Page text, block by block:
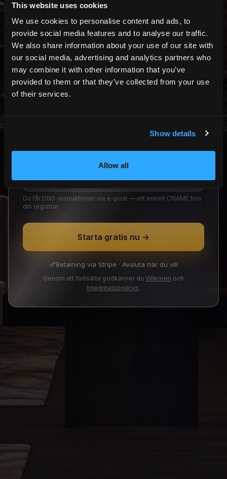
This website uses cookies
We use cookies to personalise content and ads, to
provide social media features and to analyse our traffic.
We also share information about your use of our site with
our social media, advertising and analytics partners who
may combine it with other information that you’ve
provided to them or that they’ve collected from your use
of their services.
Show details
Allow all
DIN E-POSTADRESS
DITT BOENDES NAMN
Du får DNS-instruktioner via e-post — ett enkelt CNAME hos
din registrar.
Starta gratis nu →
Betalning via Stripe · Avsluta när du vill
Genom att fortsätta godkänner du Villkoren och
Integritetspolicyn.